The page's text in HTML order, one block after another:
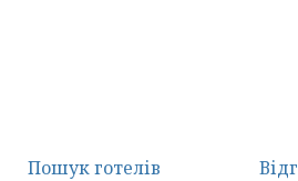
Пошук готелів